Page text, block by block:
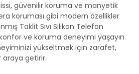
güvenilir koruma ve manyetik
koruması gibi modern özellikler
Taklit Sıvı Silikon Telefon
konfor ve koruma deneyimi yaşayın.
yükseltmek için zarafet,
araya getirir.